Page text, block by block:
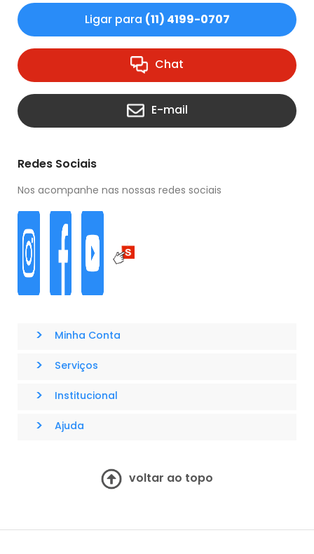
Ligar para (11) 4199-0707
Chat
E-mail
Redes Sociais
Nos acompanhe nas nossas redes sociais
> Minha Conta
> Serviços
> Institucional
> Ajuda
voltar ao topo